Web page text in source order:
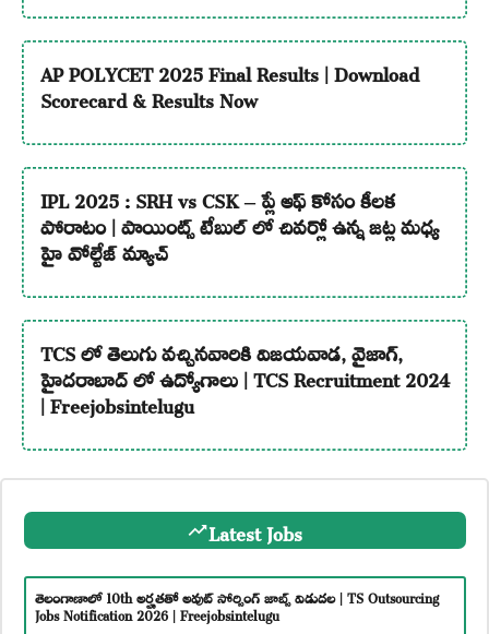
AP POLYCET 2025 Final Results | Download
Scorecard & Results Now
IPL 2025 : SRH vs CSK – ప్లే ఆఫ్ కోసం కీలక
పోరాటం | పాయింట్స్ టేబుల్ లో చివర్లో ఉన్న జట్ల మధ్య
హై వోల్టేజ్ మ్యాచ్
TCS లో తెలుగు వచ్చినవారికి విజయవాడ, వైజాగ్,
హైదరాబాద్ లో ఉద్యోగాలు | TCS Recruitment 2024
| Freejobsintelugu
Latest Jobs
తెలంగాణాలో 10th అర్హతతో అవుట్ సోర్సింగ్ జాబ్స్ విడుదల | TS Outsourcing
Jobs Notification 2026 | Freejobsintelugu